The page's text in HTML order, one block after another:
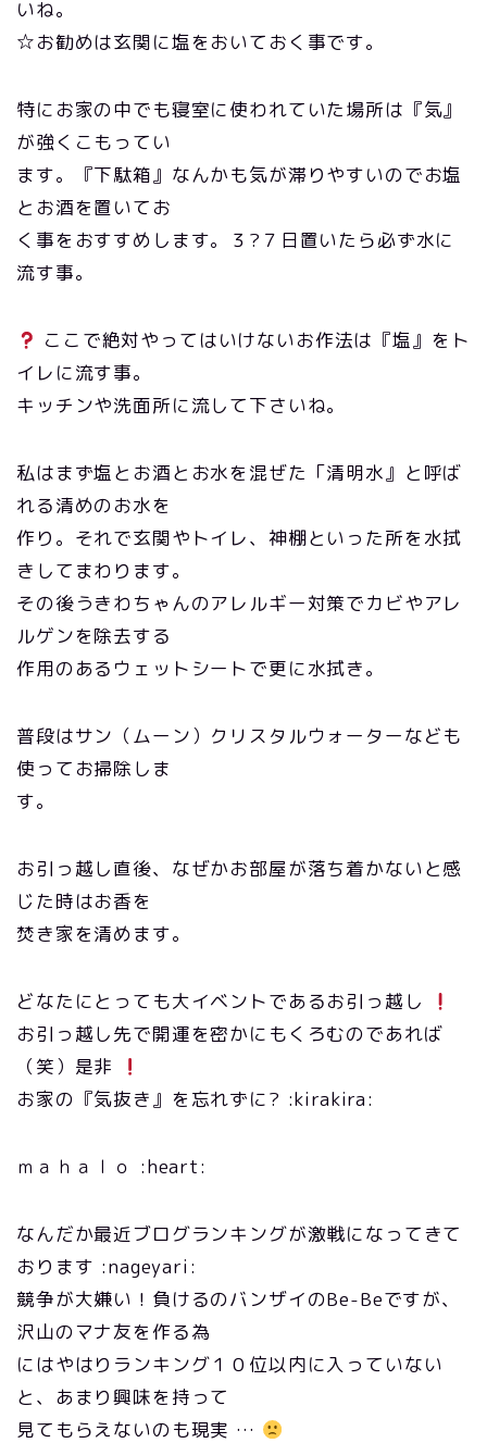
いね。
☆お勧めは玄関に塩をおいておく事です。
特にお家の中でも寝室に使われていた場所は『気』
が強くこもってい
ます。『下駄箱』なんかも気が滞りやすいのでお塩
とお酒を置いてお
く事をおすすめします。３?７日置いたら必ず水に
流す事。
ここで絶対やってはいけないお作法は『塩』をト
イレに流す事。
キッチンや洗面所に流して下さいね。
私はまず塩とお酒とお水を混ぜた「清明水』と呼ば
れる清めのお水を
作り。それで玄関やトイレ、神棚といった所を水拭
きしてまわります。
その後うきわちゃんのアレルギー対策でカビやアレ
ルゲンを除去する
作用のあるウェットシートで更に水拭き。
普段はサン（ムーン）クリスタルウォーターなども
使ってお掃除しま
す。
お引っ越し直後、なぜかお部屋が落ち着かないと感
じた時はお香を
焚き家を清めます。
どなたにとっても大イベントであるお引っ越し
お引っ越し先で開運を密かにもくろむのであれば
（笑）是非
お家の『気抜き』を忘れずに? :kirakira:
ｍａｈａｌｏ :heart:
なんだか最近ブログランキングが激戦になってきて
おります :nageyari:
競争が大嫌い！負けるのバンザイのBe-Beですが、
沢山のマナ友を作る為
にはやはりランキング１０位以内に入っていない
と、あまり興味を持って
見てもらえないのも現実 …